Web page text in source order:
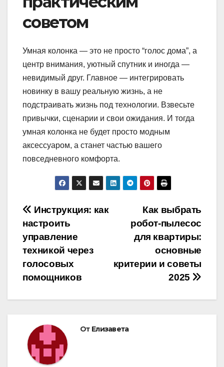
советом
Умная колонка — это не просто “голос дома”, а
центр внимания, уютный спутник и иногда —
невидимый друг. Главное — интегрировать
новинку в вашу реальную жизнь, а не
подстраивать жизнь под технологии. Взвесьте
привычки, сценарии и свои ожидания. И тогда
умная колонка не будет просто модным
аксессуаром, а станет частью вашего
повседневного комфорта.
Навигация
по
записям
Как выбрать
робот-пылесос
для квартиры:
основные
критерии и советы
2025
Инструкция: как
настроить
управление
техникой через
голосовых
помощников
От Елизавета